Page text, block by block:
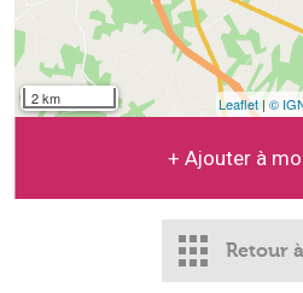
2 km Leaflet | ©
+ Ajouter à
Retour